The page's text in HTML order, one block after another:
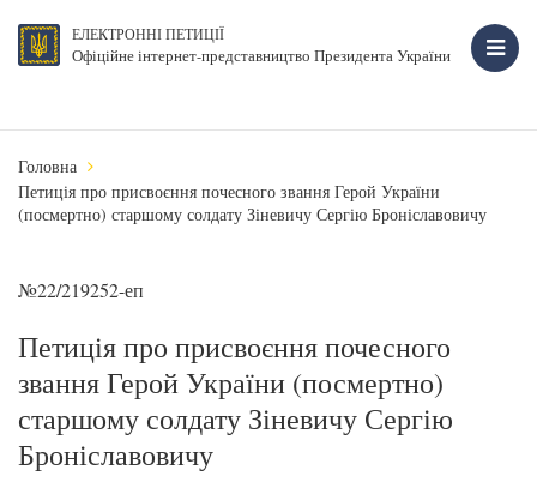
ЕЛЕКТРОННІ ПЕТИЦІЇ
Офіційне інтернет-представництво Президента України
Головна
Петиція про присвоєння почесного звання Герой України
(посмертно) старшому солдату Зіневичу Сергію Броніславовичу
№22/219252-еп
Петиція про присвоєння почесного
звання Герой України (посмертно)
старшому солдату Зіневичу Сергію
Броніславовичу